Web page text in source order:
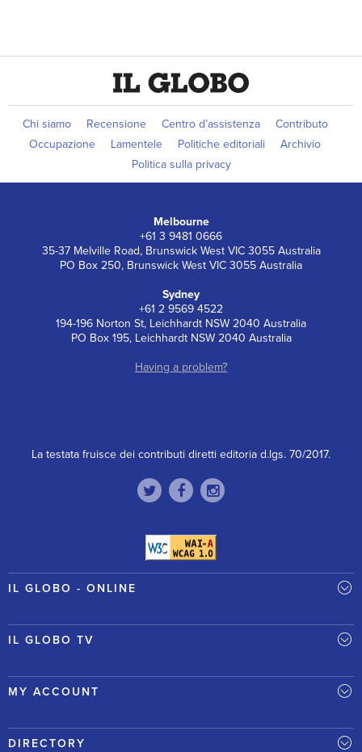
Chi siamo Recensione Centro d’assistenza
Contributo
Occupazione
Lamentele Politiche editoriali
Archivio
Politica sulla privacy
Melbourne
+61 3 9481 0666
35-37 Melville Road, Brunswick West VIC 3055 Australia
PO Box 250, Brunswick West VIC 3055 Australia
Sydney
+61 2 9569 4522
194-196 Norton St, Leichhardt NSW 2040 Australia
PO Box 195, Leichhardt NSW 2040 Australia
Having a problem?
La testata fruisce dei contributi diretti editoria d.lgs. 70/2017.
IL GLOBO - ONLINE
IL GLOBO TV
MY ACCOUNT
DIRECTORY